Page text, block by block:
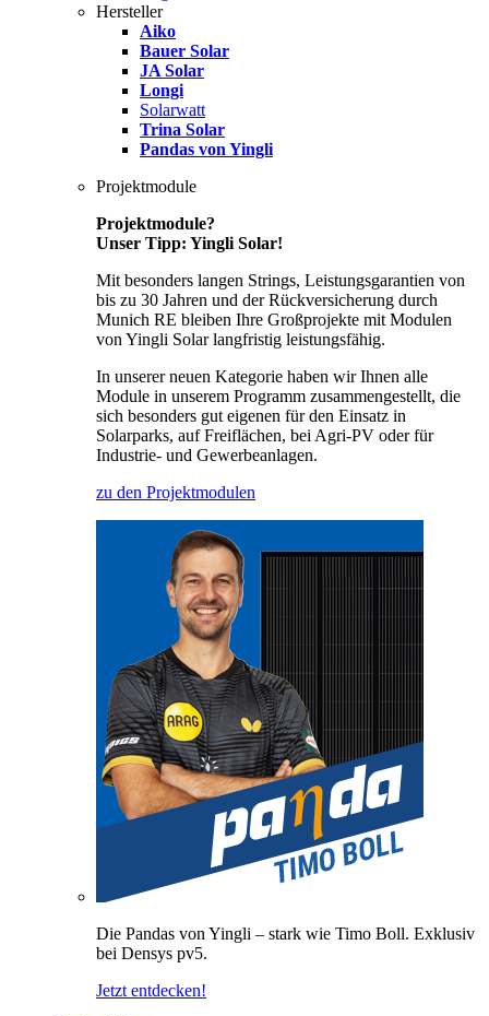
Hersteller
Aiko
Bauer Solar
JA Solar
Longi
Solarwatt
Trina Solar
Pandas von Yingli
Projektmodule
Projektmodule?
Unser Tipp: Yingli Solar!
Mit besonders langen Strings, Leistungsgarantien von
bis zu 30 Jahren und der Rückversicherung durch
Munich RE bleiben Ihre Großprojekte mit Modulen
von Yingli Solar langfristig leistungsfähig.
In unserer neuen Kategorie haben wir Ihnen alle
Module in unserem Programm zusammengestellt, die
sich besonders gut eigenen für den Einsatz in
Solarparks, auf Freiflächen, bei Agri-PV oder für
Industrie- und Gewerbeanlagen.
zu den Projektmodulen
Die Pandas von Yingli – stark wie Timo Boll. Exklusiv
bei Densys pv5.
Jetzt entdecken!